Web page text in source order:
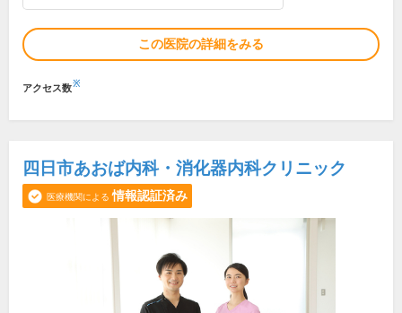
この医院の詳細をみる
アクセス数※
四日市あおば内科・消化器内科クリニック
医療機関による 情報認証済み